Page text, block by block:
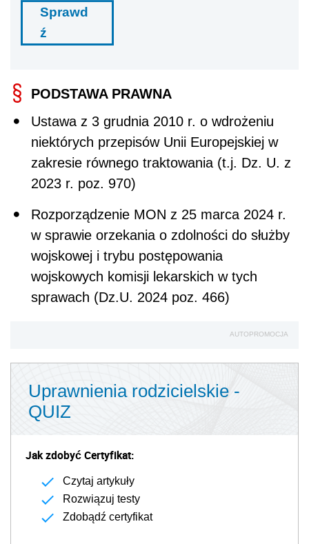
Sprawd
ź
PODSTAWA PRAWNA
Ustawa z 3 grudnia 2010 r. o wdrożeniu
niektórych przepisów Unii Europejskiej w
zakresie równego traktowania (t.j. Dz. U. z
2023 r. poz. 970)
Rozporządzenie MON z 25 marca 2024 r.
w sprawie orzekania o zdolności do służby
wojskowej i trybu postępowania
wojskowych komisji lekarskich w tych
sprawach (Dz.U. 2024 poz. 466)
AUTOPROMOCJA
Uprawnienia rodzicielskie -
QUIZ
Jak zdobyć Certyfikat:
Czytaj artykuły
Rozwiązuj testy
Zdobądź certyfikat